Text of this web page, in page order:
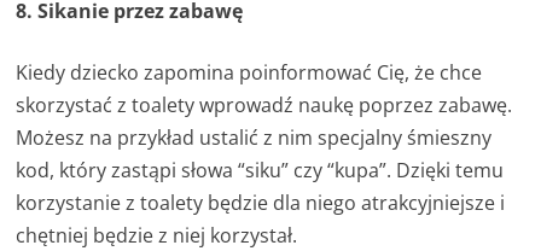
8. Sikanie przez zabawę
Kiedy dziecko zapomina poinformować Cię, że chce
skorzystać z toalety wprowadź naukę poprzez zabawę.
Możesz na przykład ustalić z nim specjalny śmieszny
kod, który zastąpi słowa “siku” czy “kupa”. Dzięki temu
korzystanie z toalety będzie dla niego atrakcyjniejsze i
chętniej będzie z niej korzystał.